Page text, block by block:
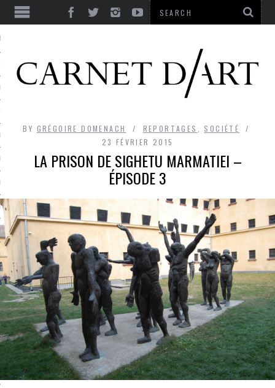
ULTIME
RIRE
DIALOGUE
LIBERTÉ
BEAUTÉ
FOLIE
BONHEUR
GUERRE
BY GRÉGOIRE DOMENACH REPORTAGES
SOCIÉTÉ
23 FÉVRIER 2015
LA PRISON DE SIGHETU MARMATIEI –
ÉPISODE 3